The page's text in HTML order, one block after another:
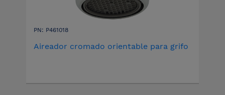
PN: P461018
Aireador cromado orientable para grifo